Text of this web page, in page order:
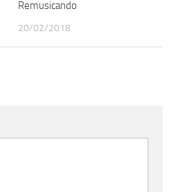
Remusicando
20/02/2018